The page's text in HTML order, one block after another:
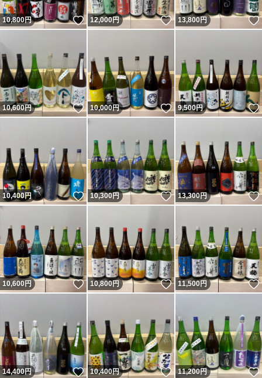
10,800円 いいね！
12,000円 いいね！
13,800円
10,600円 いいね！
10,000円 いいね！
9,500円
10,400円 いいね！
10,300円 いいね！
13,300円
10,600円 いいね！
10,800円 いいね！
11,500円
14,400円 いいね！
10,400円 いいね！
11,200円